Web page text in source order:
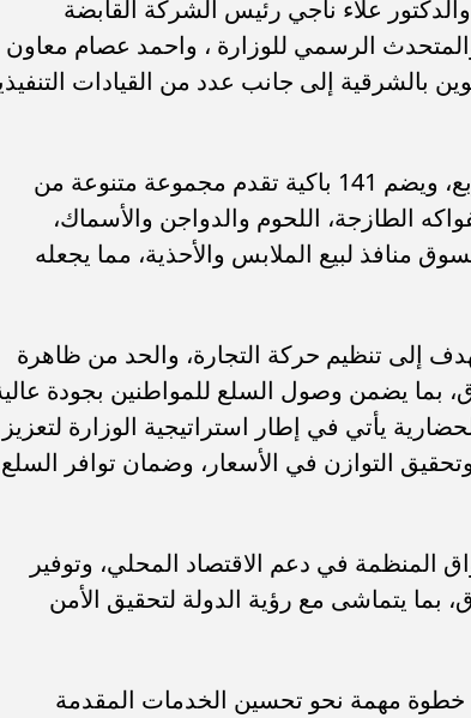
علاء ناجي رئيس الشركة القابضة
الرسمي للوزارة ، واحمد عصام معاون
بالشرقية إلى جانب عدد من القيادات
يقع السوق الحضاري على مساحة 1000 متر مربع، ويضم 141 باكية تقدم مجموعة متنوعة من
الطازجة، اللحوم والدواجن والأسماك،
منافذ لبيع الملابس والأحذية، مما يجعله
إلى تنظيم حركة التجارة، والحد من ظاهرة
بما يضمن وصول السلع للمواطنين بجودة
يأتي في إطار استراتيجية الوزارة لتعزيز
وتحقيق التوازن في الأسعار، وضمان توافر السلع
المنظمة في دعم الاقتصاد المحلي، وتوفير
يتماشى مع رؤية الدولة لتحقيق الأمن
خطوة مهمة نحو تحسين الخدمات المقدمة
نهائي...
عائلي مرتقب في الساحل